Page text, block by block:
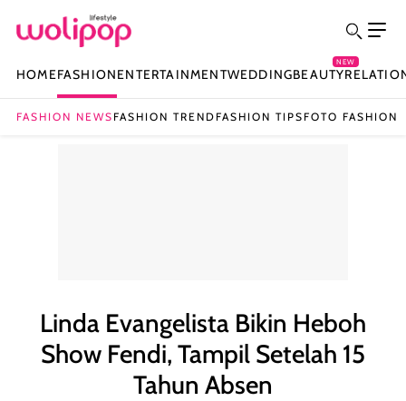
HOMEFASHIONENTERTAINMENTWEDDINGBEAUTY
NEW
FASHION NEWS FASHION TREND FASHION TIPS FOTO FASHION
Linda Evangelista Bikin Heboh
Show Fendi, Tampil Setelah 15
Tahun Absen